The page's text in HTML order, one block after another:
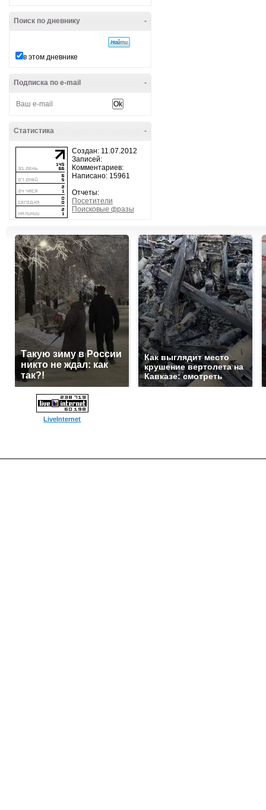
-
Поиск по дневнику
в этом дневнике
-
Подписка по e-mail
-
Статистика
Создан: 11.07.2012
Записей:
Комментариев:
Написано: 15961
Отчеты:
Посетители
Поисковые фразы
Такую зиму в России
никто не ждал: как
так?!
Как выглядит место
крушение вертолета на
Кавказе: смотреть
LiveInternet